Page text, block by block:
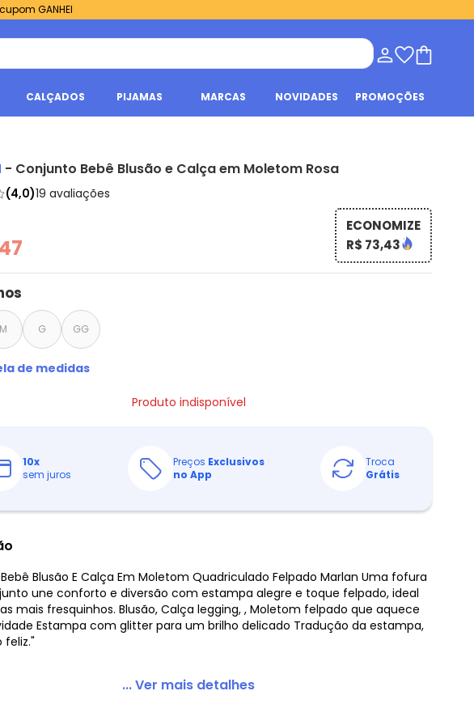
GANHEI
CALÇADOS PIJAMAS MARCAS NOVIDADES PROMOÇÕES
- Conjunto Bebê Blusão e Calça em Moletom Rosa
(4,0)19 avaliações
ECONOMIZE
R$ 73,43
M G GG
de medidas
Produto indisponível
10x
sem juros
Preços Exclusivos
no App
Troca
Grátis
Blusão E Calça Em Moletom Quadriculado Felpado Marlan Uma fofura
une conforto e diversão com estampa alegre e toque felpado, ideal
mais fresquinhos. Blusão, Calça legging, , Moletom felpado que aquece
Estampa com glitter para um brilho delicado Tradução da estampa,
feliz."
... Ver mais detalhes